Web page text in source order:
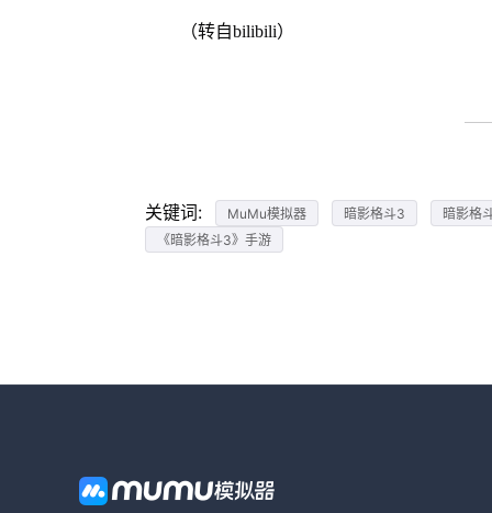
（转自bilibili）
关键词: MuMu模拟器 暗影格斗3
暗影格
《暗影格斗3》手游